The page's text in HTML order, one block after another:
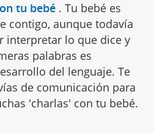
tu bebé . Tu bebé es
contigo, aunque todavía
interpretar lo que dice y
palabras es
del lenguaje. Te
de comunicación para
'charlas' con tu bebé.